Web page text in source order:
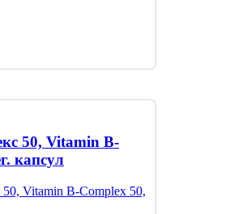
50, Vitamin B-
капсул